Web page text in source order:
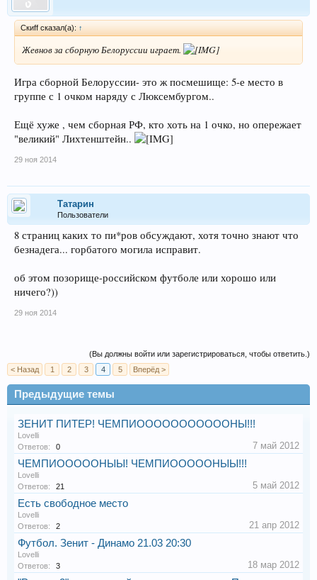
Скиff сказал(а): ↑
Жевнов за сборную Белоруссии играет.
Игра сборной Белоруссии- это ж посмешище: 5-е место в
группе с 1 очком наряду с Люксембургом..
Ещё хуже , чем сборная РФ, кто хоть на 1 очко, но опережает
"великий" Лихтенштейн..
29 ноя 2014
Татарин
Пользователи
8 страниц каких то пи*ров обсуждают, хотя точно знают что
безнадега... горбатого могила исправит.
об этом позорище-российском футболе или хорошо или
ничего?))
29 ноя 2014
(Вы должны войти или зарегистрироваться, чтобы ответить.)
< Назад
1 2 3 4 5 Вперёд >
Предыдущие темы
ЗЕНИТ ПИТЕР! ЧЕМПИОООООООООООНЫ!!!
Lovelli
Ответов:
0 7 май 2012
ЧЕМПИОООООНЫЫ! ЧЕМПИОООООНЫЫ!!!
Lovelli
Ответов:
21 5 май 2012
Есть свободное место
Lovelli
Ответов:
2 21 апр 2012
Футбол. Зенит - Динамо 21.03 20:30
Lovelli
Ответов:
3 18 мар 2012